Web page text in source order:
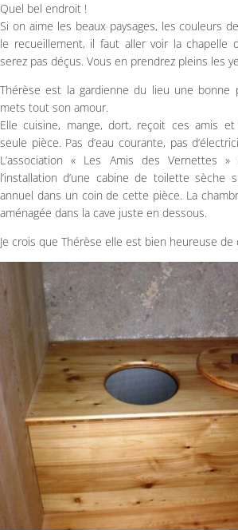
Quel bel endroit !
Si on aime les beaux paysages, les couleurs
le recueillement, il faut aller voir la chapelle
serez pas déçus. Vous en prendrez pleins les
Thérèse est la gardienne du lieu une bonne
mets tout son amour.
Elle cuisine, mange, dort, reçoit ces amis
seule pièce. Pas d’eau courante, pas
L’association « Les Amis des Vernettes
l’installation d’une cabine de toilette sèche
annuel dans un coin de cette pièce. La
aménagée dans la cave juste en dessous.
Je crois que Thérèse elle est bien heureuse